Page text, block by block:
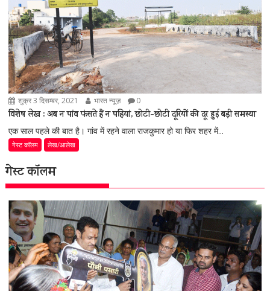
शुक्र 3 दिसम्बर, 2021 भारत न्यूज़ 0
विशेष लेख : अब न पांव फंसते हैं न पहियां, छोटी-छोटी दूरियों की दूर हुई बड़ी समस्या
एक साल पहले की बात है। गांव में रहने वाला राजकुमार हो या फिर शहर में...
गेस्ट कॉलम लेख/आलेख
गेस्ट कॉलम